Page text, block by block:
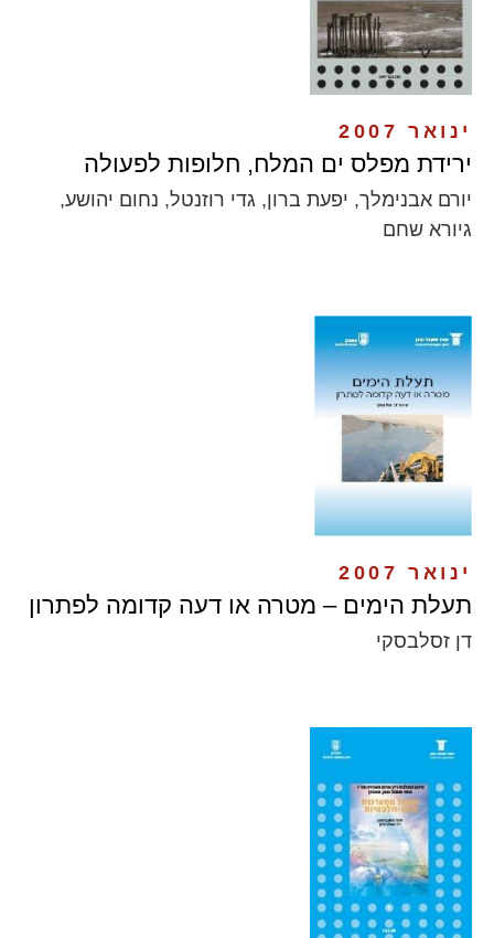
ינואר 2007
ירידת מפלס ים המלח, חלופות לפעולה
יורם אבנימלך, יפעת ברון, גדי רוזנטל, נחום יהושע,
גיורא שחם
ינואר 2007
תעלת הימים – מטרה או דעה קדומה לפתרון
דן זסלבסקי